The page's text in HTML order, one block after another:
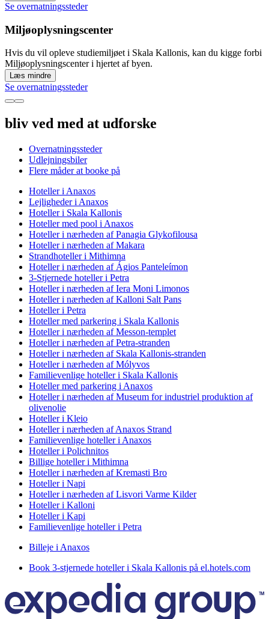
Se overnatningssteder
Miljøoplysningscenter
Hvis du vil opleve studiemiljøet i Skala Kallonis, kan du kigge forbi
Miljøoplysningscenter i hjertet af byen.
Læs mindre
Se overnatningssteder
bliv ved med at udforske
Overnatningssteder
Udlejningsbiler
Flere måder at booke på
Hoteller i Anaxos
Lejligheder i Anaxos
Hoteller i Skala Kallonis
Hoteller med pool i Anaxos
Hoteller i nærheden af Panagia Glykofilousa
Hoteller i nærheden af Makara
Strandhoteller i Mithimna
Hoteller i nærheden af Ágios Panteleímon
3-Stjernede hoteller i Petra
Hoteller i nærheden af Iera Moni Limonos
Hoteller i nærheden af Kalloni Salt Pans
Hoteller i Petra
Hoteller med parkering i Skala Kallonis
Hoteller i nærheden af Messon-templet
Hoteller i nærheden af Petra-stranden
Hoteller i nærheden af Skala Kallonis-stranden
Hoteller i nærheden af Mólyvos
Familievenlige hoteller i Skala Kallonis
Hoteller med parkering i Anaxos
Hoteller i nærheden af Museum for industriel produktion af
olivenolie
Hoteller i Kleio
Hoteller i nærheden af Anaxos Strand
Familievenlige hoteller i Anaxos
Hoteller i Polichnitos
Billige hoteller i Mithimna
Hoteller i nærheden af Kremasti Bro
Hoteller i Napi
Hoteller i nærheden af Lisvori Varme Kilder
Hoteller i Kalloni
Hoteller i Kapi
Familievenlige hoteller i Petra
Billeje i Anaxos
Book 3-stjernede hoteller i Skala Kallonis på el.hotels.com